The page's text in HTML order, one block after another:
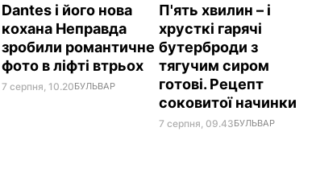
Dantes і його нова
кохана Неправда
зробили романтичне
фото в ліфті втрьох
7 серпня, 10.20БУЛЬВАР
П'ять хвилин – і
хрусткі гарячі
бутерброди з
тягучим сиром
готові. Рецепт
соковитої начинки
7 серпня, 09.43БУЛЬВАР